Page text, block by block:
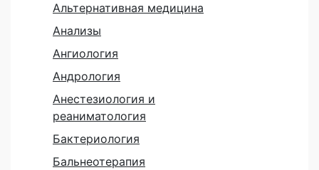
Альтернативная медицина
Анализы
Ангиология
Андрология
Анестезиология и
реаниматология
Бактериология
Бальнеотерапия